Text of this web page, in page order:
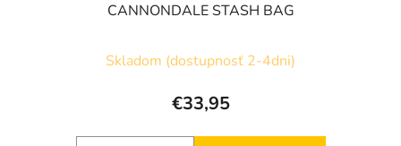
CANNONDALE STASH BAG
Skladom (dostupnosť 2-4dni)
€33,95